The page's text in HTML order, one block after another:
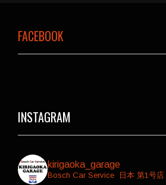
FACEBOOK
INSTAGRAM
kirigaoka_garage
Bosch Car Service ⁡⁡ 日本 第1号店